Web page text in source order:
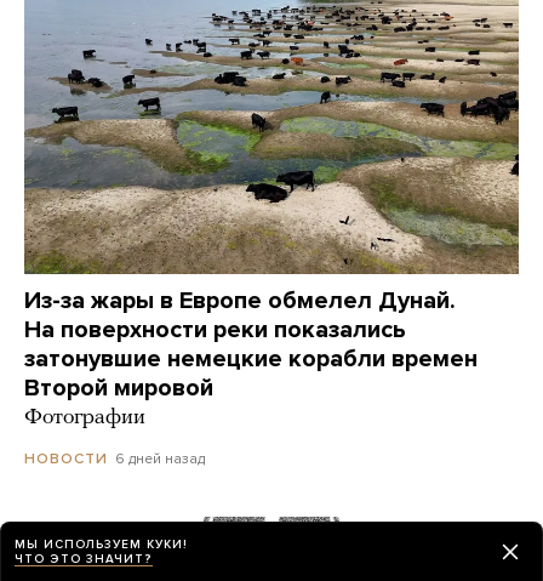
Из-за жары в Европе обмелел Дунай.
На поверхности реки показались
затонувшие немецкие корабли времен
Второй мировой
Фотографии
НОВОСТИ 6 дней назад
Украинский дрон попал по пляжу
в Геленджике. Куда он летел? Его сбили?
МЫ ИСПОЛЬЗУЕМ КУКИ!
ЧТО ЭТО ЗНАЧИТ?